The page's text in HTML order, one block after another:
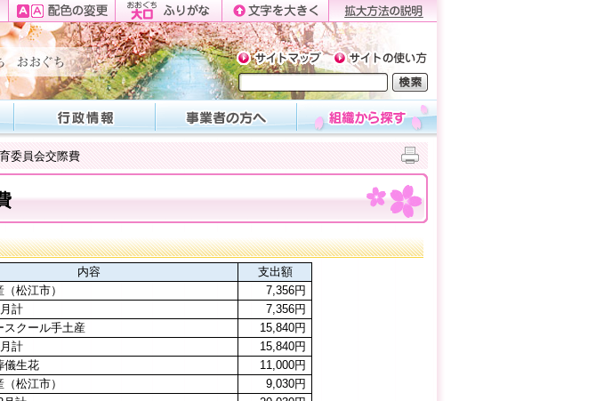
委員会交際費
内容
支出額
松江市）
7,356円
計
7,356円
スクール手土産
15,840円
計
15,840円
儀生花
11,000円
松江市）
9,030円